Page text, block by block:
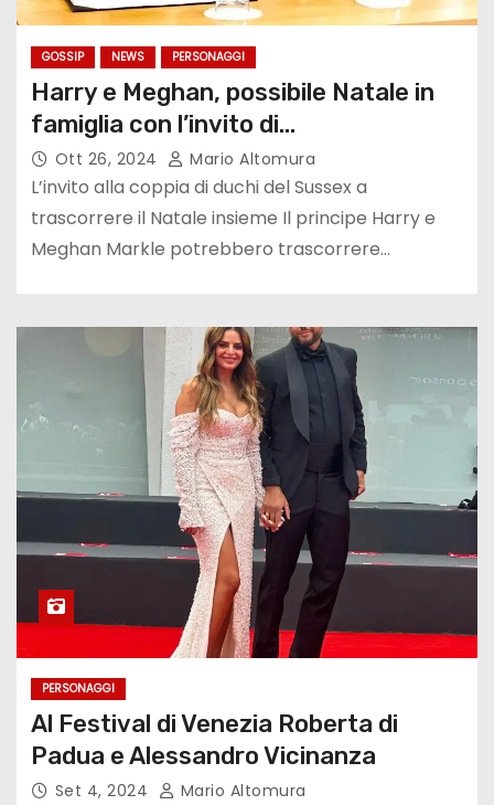
GOSSIP NEWS PERSONAGGI
Harry e Meghan, possibile Natale in
famiglia con l’invito di…
Ott 26, 2024 Mario Altomura
L’invito alla coppia di duchi del Sussex a
trascorrere il Natale insieme Il principe Harry e
Meghan Markle potrebbero trascorrere…
PERSONAGGI
Al Festival di Venezia Roberta di
Padua e Alessandro Vicinanza
Set 4, 2024 Mario Altomura